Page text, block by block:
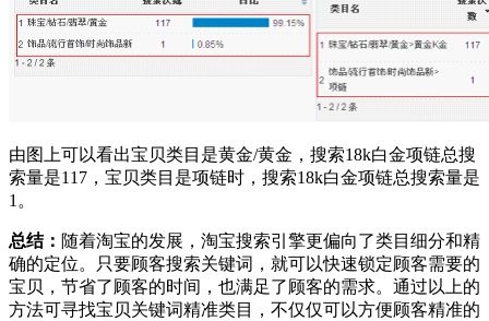
由图上可以看出宝贝类目是黄金/黄金，搜索18k白金项链总搜
索量是117，宝贝类目是项链时，搜索18k白金项链总搜索量是
1。
总结： 随着淘宝的发展，淘宝搜索引擎更偏向了类目细分和精
确的定位。只要顾客搜索关键词，就可以快速锁定顾客需要的
宝贝，节省了顾客的时间，也满足了顾客的需求。通过以上的
方法可寻找宝贝关键词精准类目，不仅仅可以方便顾客精准的